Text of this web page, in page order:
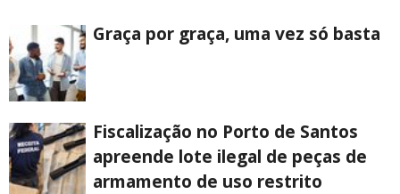
Graça por graça, uma vez só basta
Fiscalização no Porto de Santos
apreende lote ilegal de peças de
armamento de uso restrito